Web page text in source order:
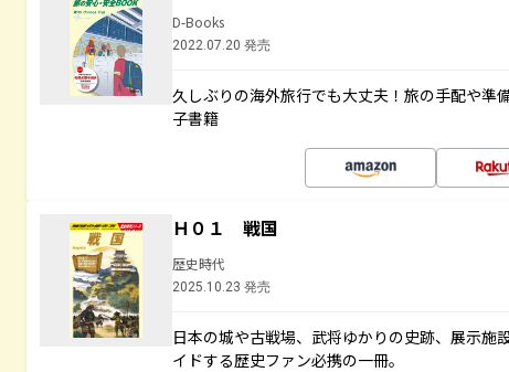
D-Books
2022.07.20 発売
久しぶりの海外旅行でも大丈夫！旅の手配や準
子書籍
Ｈ０１ 戦国
歴史時代
2025.10.23 発売
日本の城や古戦場、武将ゆかりの史跡、展示施
イドする歴史ファン必携の一冊。